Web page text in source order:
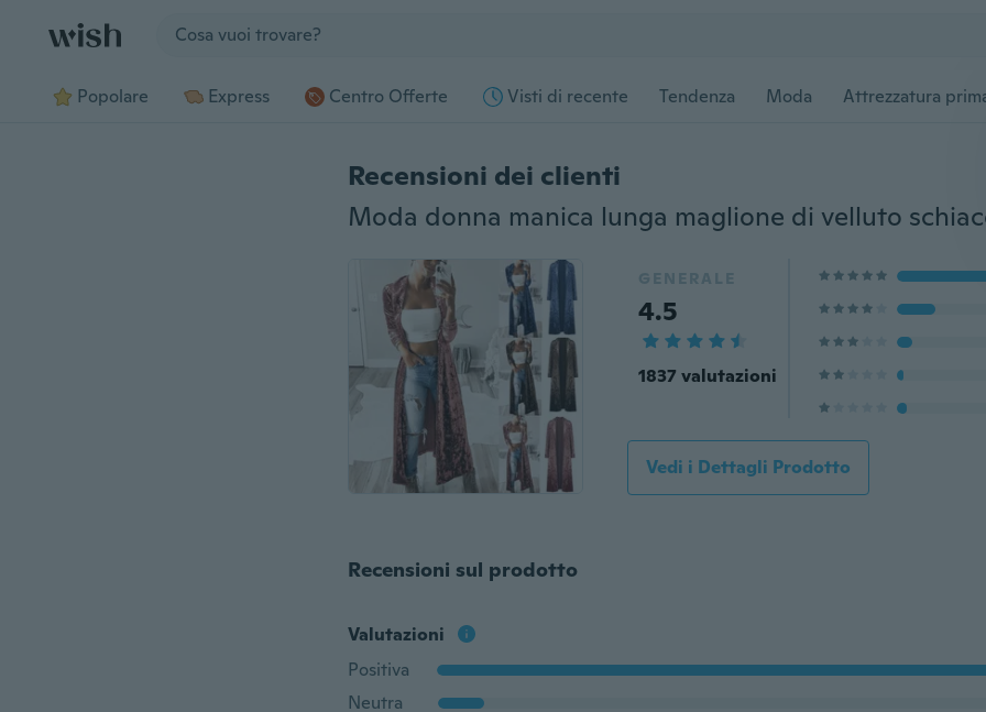
Popolare Express Centro Offerte Visti di recente Tendenza Moda Attrezzatura
Recensioni dei clienti
GENERALE
4.5
1837 valutazioni
Vedi i Dettagli Prodotto
Recensioni sul prodotto
Valutazioni
Positiva
Neutra